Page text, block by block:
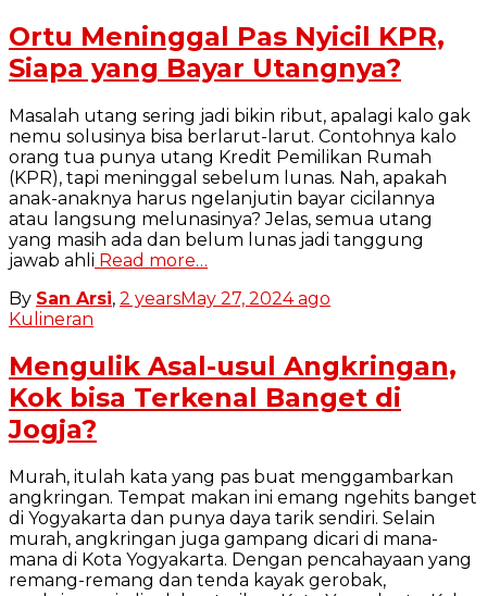
Ortu Meninggal Pas Nyicil KPR,
Siapa yang Bayar Utangnya?
Masalah utang sering jadi bikin ribut, apalagi kalo gak
nemu solusinya bisa berlarut-larut. Contohnya kalo
orang tua punya utang Kredit Pemilikan Rumah
(KPR), tapi meninggal sebelum lunas. Nah, apakah
anak-anaknya harus ngelanjutin bayar cicilannya
atau langsung melunasinya? Jelas, semua utang
yang masih ada dan belum lunas jadi tanggung
jawab ahli Read more…
By San Arsi, 2 yearsMay 27, 2024ago
Kulineran
Mengulik Asal-usul Angkringan,
Kok bisa Terkenal Banget di
Jogja?
Murah, itulah kata yang pas buat menggambarkan
angkringan. Tempat makan ini emang ngehits banget
di Yogyakarta dan punya daya tarik sendiri. Selain
murah, angkringan juga gampang dicari di mana-
mana di Kota Yogyakarta. Dengan pencahayaan yang
remang-remang dan tenda kayak gerobak,